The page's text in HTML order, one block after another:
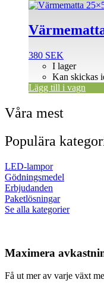
380 SEK
I lager
Kan skickas
Lägg till i vagn
Våra mest
Populära
LED-lampor
Gödningsmedel
Erbjudanden
Paketlösningar
Se alla kategorier
Maximera
Få ut mer av varje växt